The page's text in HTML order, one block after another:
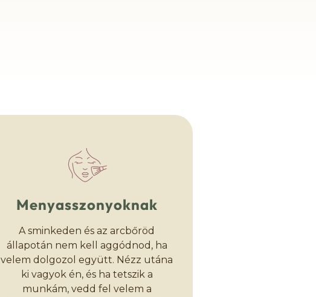
Menyasszonyoknak
A sminkeden és az arcbőröd
állapotán nem kell aggódnod, ha
velem dolgozol együtt. Nézz utána
ki vagyok én, és ha tetszik a
munkám, vedd fel velem a